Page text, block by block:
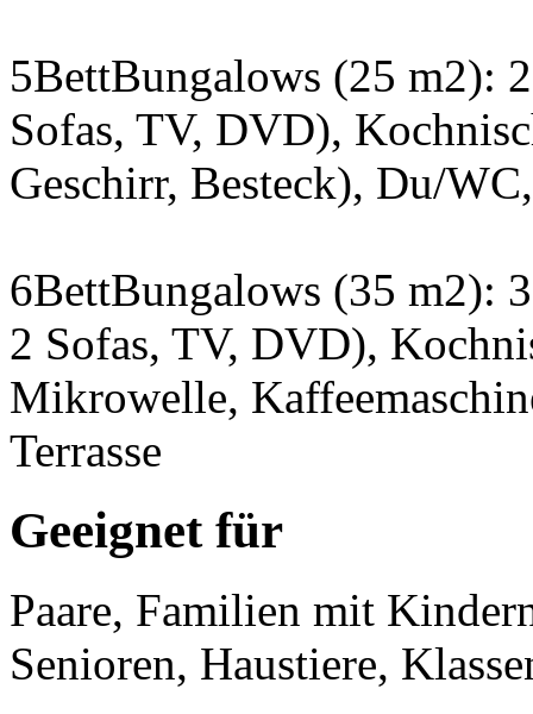
5BettBungalows (25 m2):
Sofas, TV, DVD),
Geschirr, Besteck), Du/
6BettBungalows (35 m2):
2 Sofas, TV, DVD),
Mikrowelle,
Terrasse
Geeignet für
Paare, Familien mit
Senioren, Haustiere,